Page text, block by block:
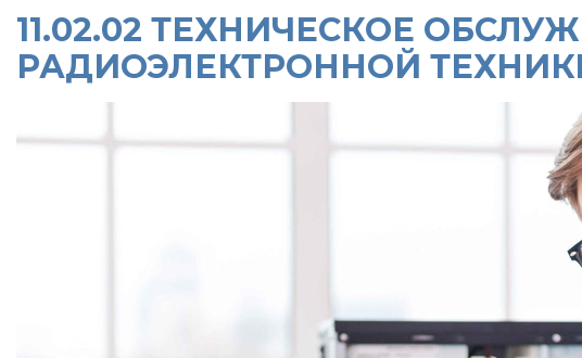
11.02.02 ТЕХНИЧЕСКОЕ
РАДИОЭЛЕКТРОННОЙ